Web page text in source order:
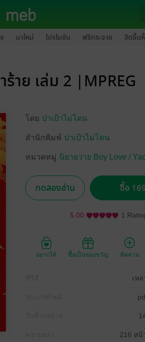
มาใหม่ โปรโมชัน ฟรีกระจาย ฮิตขึ้น
ร้าย เล่ม 2 |MPREG
โดย ปาเป้าไม่โดน
สำนักพิมพ์ ปาเป้าไม่โดน
หมวดหมู่ นิยายวาย Boy Love /
ทดลองอ่าน ซื้อ
5.00 1
อยากได้ ซื้อเป็นของขวัญ ติดตาม
เห
216 หน้